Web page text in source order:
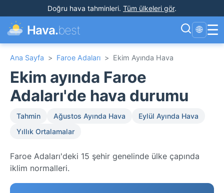
Doğru hava tahminleri. Tüm ülkeleri gör.
Hava.best 🌐 ☰
Ana Sayfa > Faroe Adaları > Ekim Ayında Hava
Ekim ayında Faroe
Adaları'de hava durumu
Tahmin Ağustos Ayında Hava
Eylül Ayında Hava
Yıllık Ortalamalar
Faroe Adaları'deki 15 şehir genelinde ülke çapında
iklim normalleri.